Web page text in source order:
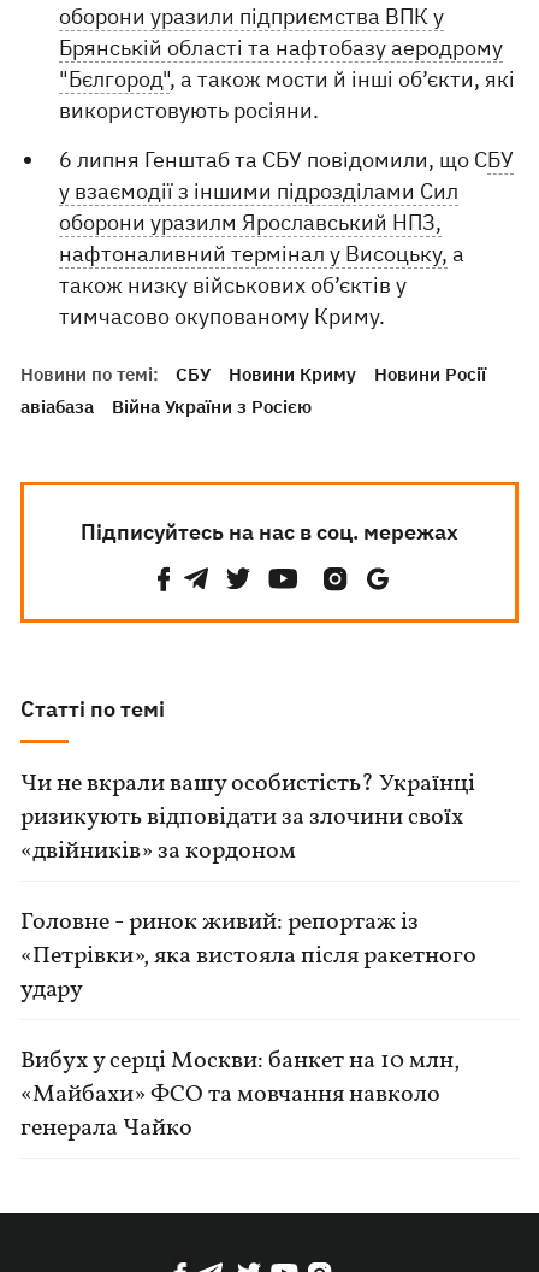
оборони уразили підприємства ВПК у
Брянській області та нафтобазу аеродрому
"Бєлгород", а також мости й інші об’єкти, які
використовують росіяни.
6 липня Генштаб та СБУ повідомили, що СБУ
у взаємодії з іншими підрозділами Сил
оборони уразилм Ярославський НПЗ,
нафтоналивний термінал у Висоцьку, а
також низку військових об’єктів у
тимчасово окупованому Криму.
Новини по темі: СБУ Новини Криму
Новини Росії
авіабаза
Війна України з Росією
Підписуйтесь на нас в соц. мережах
Статті по темі
Чи не вкрали вашу особистість? Українці
ризикують відповідати за злочини своїх
«двійників» за кордоном
Головне - ринок живий: репортаж із
«Петрівки», яка вистояла після ракетного
удару
Вибух у серці Москви: банкет на 10 млн,
«Майбахи» ФСО та мовчання навколо
генерала Чайко